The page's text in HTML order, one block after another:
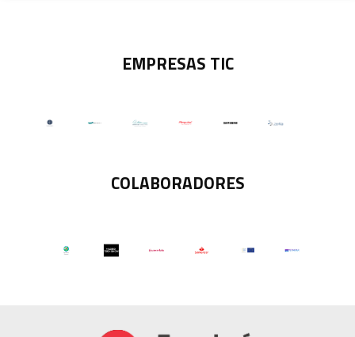
EMPRESAS TIC
COLABORADORES